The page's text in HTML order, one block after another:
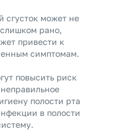
сгусток может не
слишком рано,
привести к
симптомам.
повысить риск
полости рта
в полости